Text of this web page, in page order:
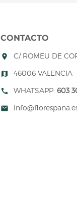
CONTACTO
room C/ ROMEU DE
map 46006 VALENCIA
call WHATSAPP: 603
mail